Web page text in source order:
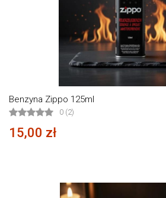
Benzyna Zippo 125ml
0 (2)
15,00 zł